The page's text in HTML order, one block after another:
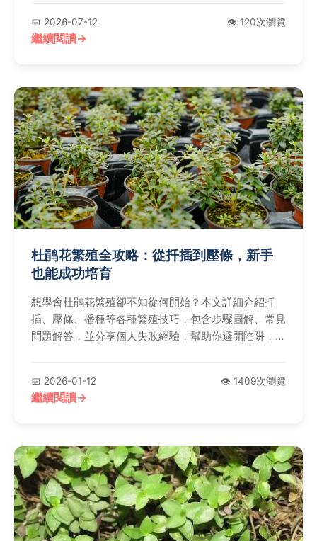
📅 2026-07-12 👁️ 120次瀏覽
繼續閱讀
杜鹃花繁殖全攻略：從扦插到壓條，新手
也能成功培育
想學會杜鹃花繁殖卻不知從何開始？本文詳細介紹扦
插、壓條、播種等各種繁殖技巧，包含步驟圖解、常見
問題解答，並分享個人失敗經驗，幫助你避開陷阱，成
📅 2026-01-12 👁️ 1409次瀏覽
繼續閱讀